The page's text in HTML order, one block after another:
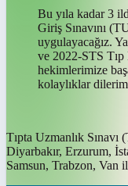
Bu yıla kadar 3
Giriş Sınavını
uygulayacağız.
ve 2022-STS Tıp
hekimlerimize
kolaylıklar
Tıpta Uzmanlık
Diyarbakır, Erzurum,
Samsun, Trabzon, Van